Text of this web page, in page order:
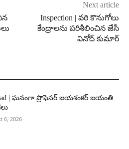
Next article
Inspection | వరి కొనుగోలు
కేంద్రాలను పరిశీలించిన జేసీ
వినోద్ కుమార్
| ఘనంగా ప్రొఫెసర్ జయశంకర్ జయంతి
6, 2026